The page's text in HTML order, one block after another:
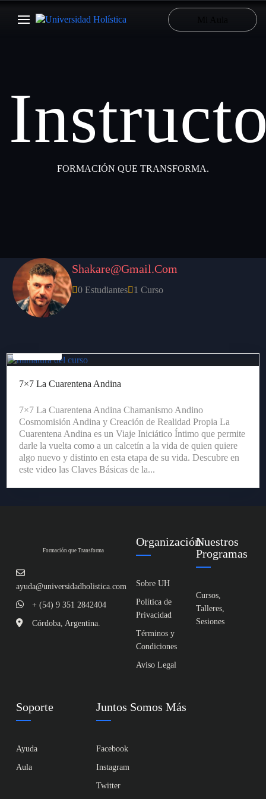
FORMACIÓN QUE TRANSFORMA.
Shakare@gmail.com
0 Estudiantes 1 Curso
7×7 La Cuarentena Andina
7×7 La Cuarentena Andina Chamanismo Andino
Cosmomisión Andina y Creación de Realidad Propia La
Cuarentena Andina es un Viaje Iniciático Íntimo que permite
darle la vuelta como a un calcetín a la vida de quien quiere
algo nuevo y distinto en esta etapa de su vida. Descubre en
este video las Claves Básicas de la...
Formación que Transforma
ayuda@universidadholistica.com
+ (54) 9 351 2842404
Córdoba, Argentina.
Organización
Sobre UH
Política de
Privacidad
Términos y
Condiciones
Aviso Legal
Nuestros
Programas
Cursos,
Talleres,
Sesiones
Soporte
Ayuda
Aula
Juntos Somos Más
Facebook
Instagram
Twitter